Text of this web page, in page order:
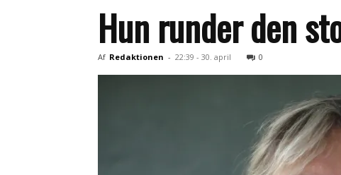
Hun runder den
Af Redaktionen - 22:39 - 30. april 0